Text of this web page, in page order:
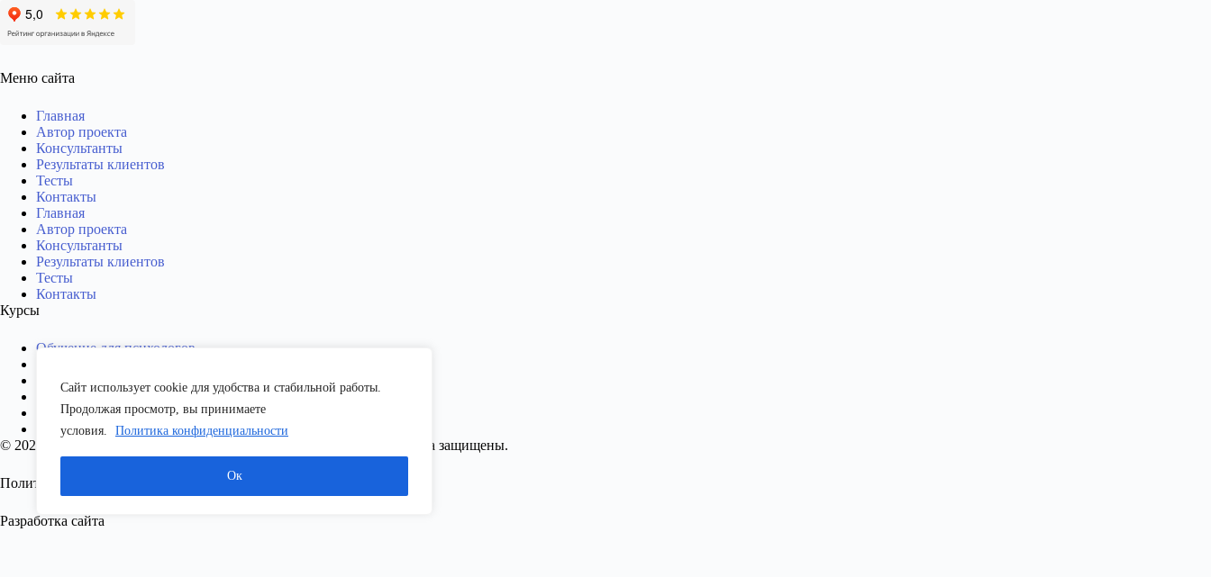
Сайт использует cookie для удобства и стабильной работы.
Продолжая просмотр, вы принимаете
условия.
Политика конфиденциальности
Ок
Меню сайта
Главная
Автор проекта
Консультанты
Результаты клиентов
Тесты
Контакты
Главная
Автор проекта
Консультанты
Результаты клиентов
Тесты
Контакты
Курсы
Обучение для психологов
Обучение на консультанта по пищевому поведению с нуля
Обучение для психологов
Обучение для нутрициологов
Обучение на консультанта по пищевому поведению с нуля
© 2025 Онлайн-обучение психологии пищевого поведения. Все права защищены.
Политика конфиденциальности
Разработка сайта